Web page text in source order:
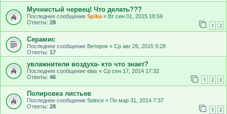
Мучнистый червец! Что делать???
Последнее сообщение Spika « Вт сен 01, 2015 18:59
Ответы: 28 1 2
Серамис
Последнее сообщение Ветерок « Ср авг 26, 2015 9:28
Ответы: 17
увлажнители воздуха- кто что знает?
Последнее сообщение elas « Ср сен 17, 2014 17:32
Ответы: 46 1 2 3
Полировка листьев
Последнее сообщение Solnce « Пн мар 31, 2014 7:37
Ответы: 28 1 2